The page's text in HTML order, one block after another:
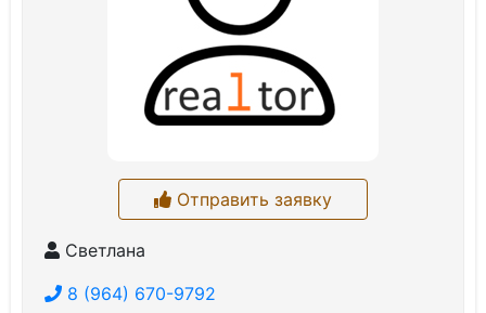
Отправить заявку
Светлана
8 (964) 670-9792